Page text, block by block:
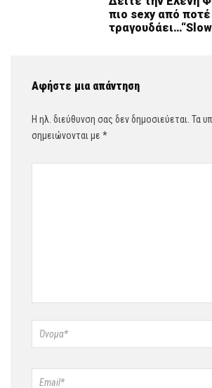
πιο sexy από
Αφήστε μια απάντηση
Η ηλ. διεύθυνση σας δεν δημοσιεύεται. Τα
σημειώνονται με *